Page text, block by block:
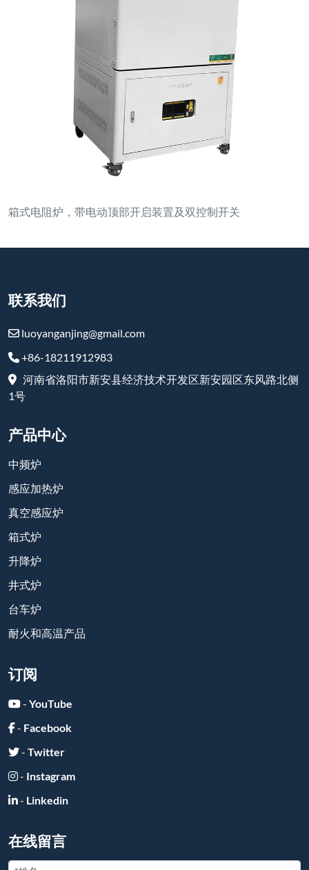
箱式电阻炉，带电动顶部开启装置及双控制开关
联系我们
luoyanganjing@gmail.com
+86-18211912983
河南省洛阳市新安县经济技术开发区新安园区东风路北侧
1号
产品中心
中频炉
感应加热炉
真空感应炉
箱式炉
升降炉
井式炉
台车炉
耐火和高温产品
订阅
- YouTube
- Facebook
- Twitter
- Instagram
- Linkedin
在线留言